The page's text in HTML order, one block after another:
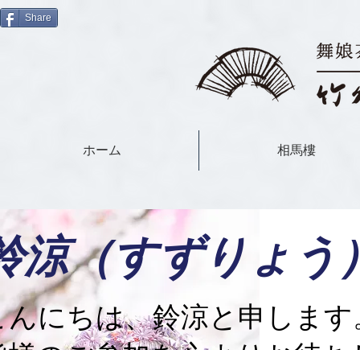
Share
ホーム 相馬樓
涼（すずりょう
んにちは、鈴涼と申します